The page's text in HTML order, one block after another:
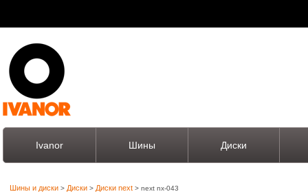
Ivanor Шины Диски
Шины и диски > Диски > Диски next > next nx-043